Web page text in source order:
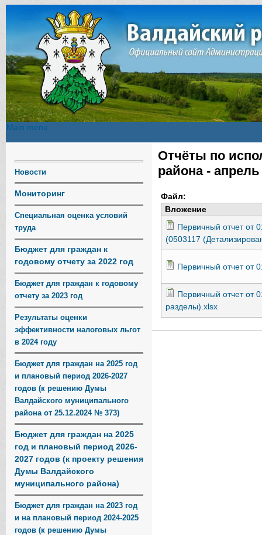
Main menu
Новости
Мониторинг
Специальная оценка условий
труда
Бюджет для граждан к
годовому отчету за 2022 год
Бюджет для граждан к годовому
отчету за 2023 год
Результаты оценки
эффективности налоговых льгот
в 2024 году
Бюджет для граждан на 2025 год
и плановый период 2026-2027
годов (к решению Думы
Валдайского муниципального
района от 25.12.2024 № 373)
Бюджет для граждан на 2025
год и плановый период 2026-
2027 годов (к проекту решения
Думы Валдайского
муниципального района)
Бюджет для граждан на 2023 год
и на плановый период 2024-2025
годов (к решению Думы
Вы здесь
Отчёты по
района - апрель
Файл:
Вложение
Первичный отчет от
(0503117
Первичный отчет от
Первичный отчет от
разделы).xlsx